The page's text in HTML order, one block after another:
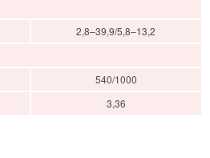
2,8–39,9/5,8–13,2
540/1000
3,36